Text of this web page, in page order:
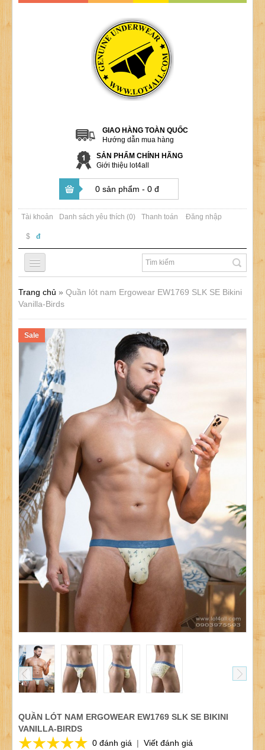
GIAO HÀNG TOÀN QUỐC
Hướng dẫn mua hàng
SẢN PHẨM CHÍNH HÃNG
Giới thiệu lot4all
0 sản phẩm - 0 đ
Tài khoản Danh sách yêu thích (0) Thanh toán Đăng nhập
$ đ
QUẦN LÓT NAM
ÁO LÓT NAM
ĐỒ LÓT NỮ
ĐỒ LÓT TRẺ EM
SẢN PHẨM KHÁC
KHUYẾN MÃI
Trang chủ » Quần lót nam Ergowear EW1769 SLK SE Bikini
Vanilla-Birds
Sale
QUẦN LÓT NAM ERGOWEAR EW1769 SLK SE BIKINI
VANILLA-BIRDS
0 đánh giá | Viết đánh giá